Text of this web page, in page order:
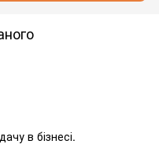
в бізнесі.